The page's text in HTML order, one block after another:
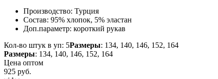
Производство: Турция
Состав: 95% хлопок, 5% эластан
Доп.параметр: короткий рукав
Кол-во штук в уп: 5Размеры: 134, 140, 146, 152, 164
Размеры: 134, 140, 146, 152, 164
Цена оптом
925 руб.